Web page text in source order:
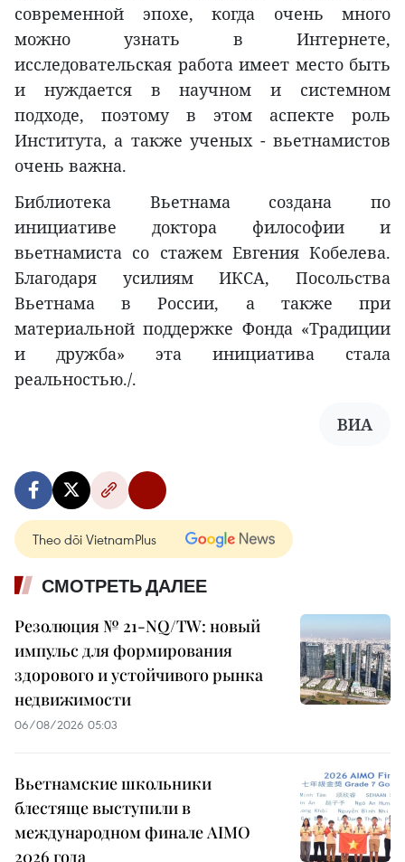
современной эпохе, когда очень много
можно узнать в Интернете,
исследовательская работа имеет место быть
и нуждается в научном и системном
подходе, поэтому в этом аспекте роль
Института, а также ученых - вьетнамистов
очень важна.
Библиотека Вьетнама создана по
инициативе доктора философии и
вьетнамиста со стажем Евгения Кобелева.
Благодаря усилиям ИКСА, Посольства
Вьетнама в России, а также при
материальной поддержке Фонда «Традиции
и дружба» эта инициатива стала
реальностью./.
ВИА
Theo dõi VietnamPlus
СМОТРЕТЬ ДАЛЕЕ
Резолюция № 21-NQ/TW: новый
импульс для формирования
здорового и устойчивого рынка
недвижимости
06/08/2026 05:03
Вьетнамские школьники
блестяще выступили в
международном финале AIMO
2026 года